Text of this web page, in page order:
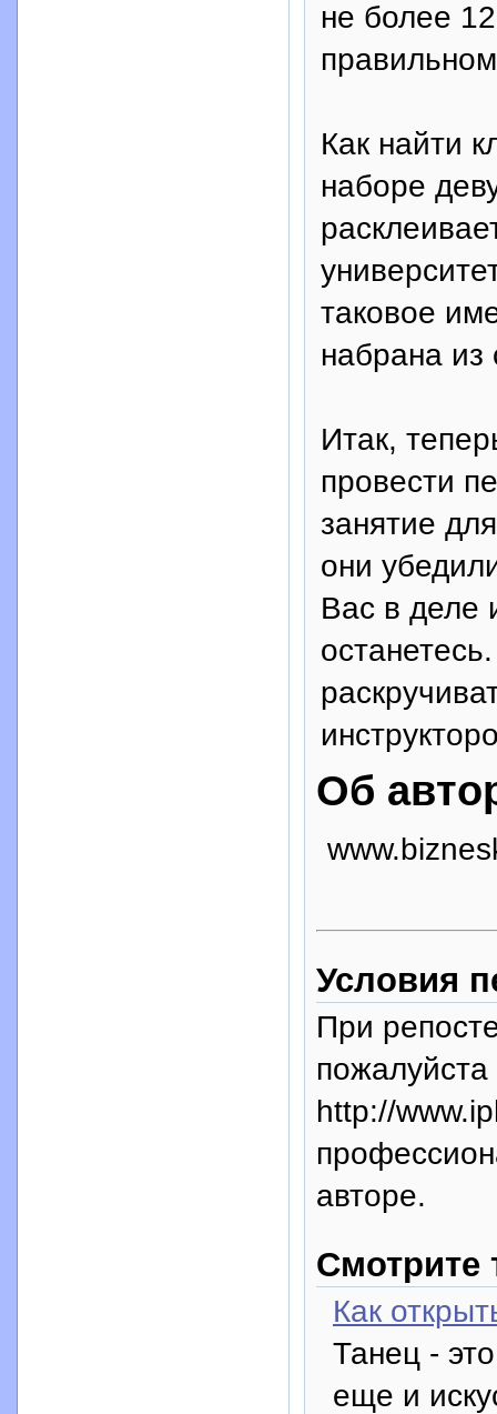
не более
Как найти
наборе
таковое
набрана из
Итак,
провести
занятие
они
Вас в деле
Об
Условия
При
пожалуйста
http://
авторе.
Смотрите
Как
Танец -
еще и